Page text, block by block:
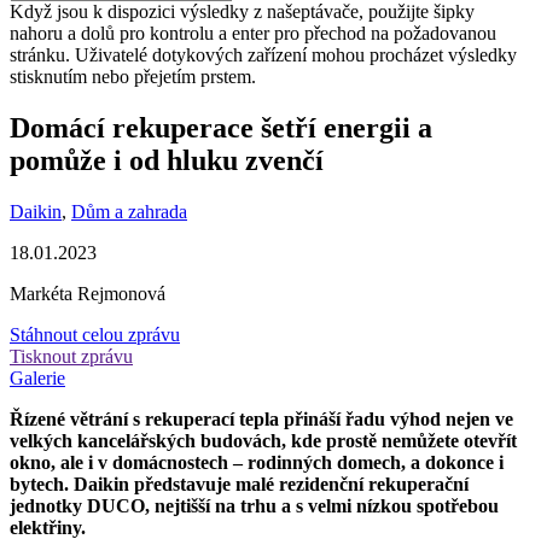
Když jsou k dispozici výsledky z našeptávače, použijte šipky
nahoru a dolů pro kontrolu a enter pro přechod na požadovanou
stránku. Uživatelé dotykových zařízení mohou procházet výsledky
stisknutím nebo přejetím prstem.
Domácí rekuperace šetří energii a
pomůže i od hluku zvenčí
Daikin, Dům a zahrada
18.01.2023
Markéta Rejmonová
Stáhnout celou zprávu
Tisknout zprávu
Galerie
Řízené větrání s rekuperací tepla přináší řadu výhod nejen ve
velkých kancelářských budovách, kde prostě nemůžete otevřít
okno, ale i v domácnostech – rodinných domech, a dokonce i
bytech. Daikin představuje malé rezidenční rekuperační
jednotky DUCO, nejtišší na trhu a s velmi nízkou spotřebou
elektřiny.